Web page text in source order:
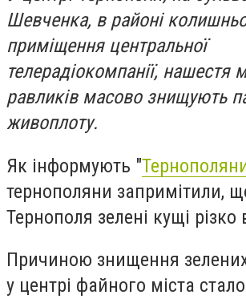
Шевченка, в районі
приміщення центральної
телерадіокомпанії, нашестя
равликів масово знищують
живоплоту.
Як інформують "
тернополяни запримітили,
Тернополя зелені кущі різко
Причиною знищення
у центрі файного міста